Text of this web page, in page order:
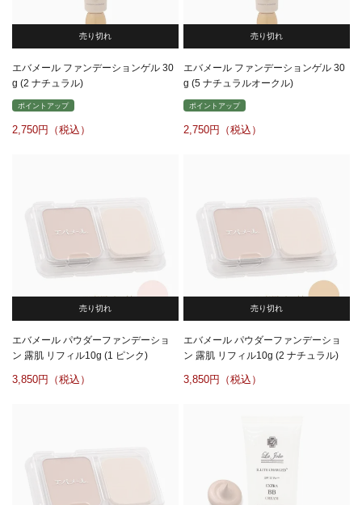
売り切れ
エバメール ファンデーションゲル 30
g (2 ナチュラル)
ポイントアップ
2,750
売り切れ
エバメール ファンデーションゲル 30
g (5 ナチュラルオークル)
ポイントアップ
2,750
売り切れ
エバメール パウダーファンデーショ
ン 露肌 リフィル10g (1 ピンク)
3,850
売り切れ
エバメール パウダーファンデーショ
ン 露肌 リフィル10g (2 ナチュラル)
3,850